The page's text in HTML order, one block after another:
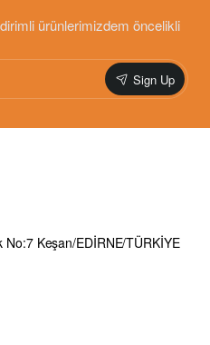
ürünlerimizdem öncelikli
Sign Up
Keşan/EDİRNE/TÜRKİYE